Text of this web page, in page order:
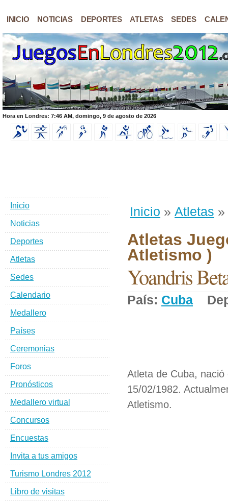
INICIO NOTICIAS DEPORTES ATLETAS SEDES
Hora en Londres: 7:46 AM, domingo, 9 de agosto de 2026
Inicio » Atletas »
Atletas
Atletismo )
Yoandris
País: Cuba
Atleta de Cuba,
15/02/1982.
Atletismo.
Inicio
Noticias
Deportes
Atletas
Sedes
Calendario
Medallero
Países
Ceremonias
Foros
Pronósticos
Medallero virtual
Concursos
Encuestas
Invita a tus amigos
Turismo Londres 2012
Libro de visitas